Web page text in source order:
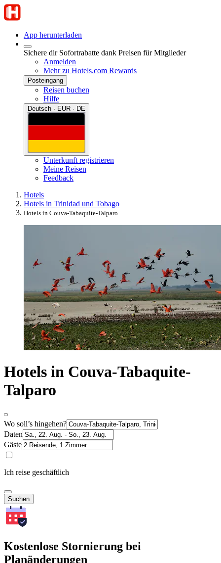
App herunterladen
Sichere dir Sofortrabatte dank Preisen für Mitglieder
Anmelden
Mehr zu Hotels.com Rewards
Posteingang
Reisen buchen
Hilfe
Deutsch · EUR · DE
Unterkunft registrieren
Meine Reisen
Feedback
Hotels
Hotels in Trinidad und Tobago
Hotels in Couva-Tabaquite-Talparo
Hotels in Couva-Tabaquite-
Talparo
Wo soll’s hingehen?
Daten
Gäste
Ich reise geschäftlich
Suchen
Kostenlose Stornierung bei
Planänderungen